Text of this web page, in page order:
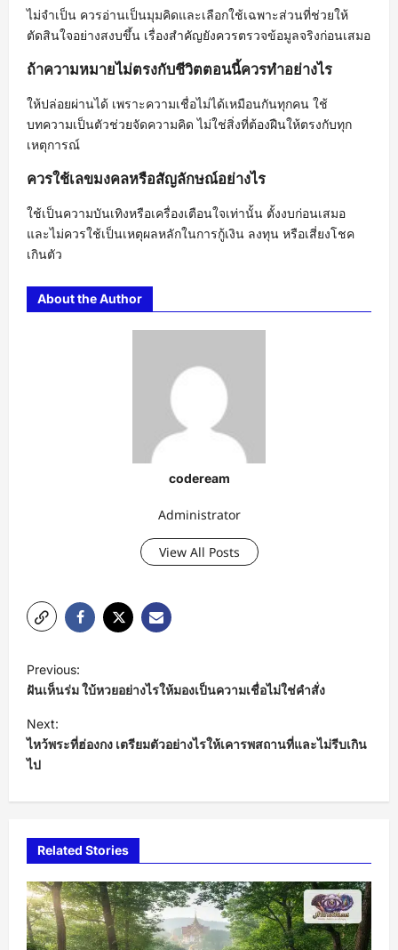
ไม่จำเป็น ควรอ่านเป็นมุมคิดและเลือกใช้เฉพาะส่วนที่ช่วยให้
ตัดสินใจอย่างสงบขึ้น เรื่องสำคัญยังควรตรวจข้อมูลจริงก่อนเสมอ
ถ้าความหมายไม่ตรงกับชีวิตตอนนี้ควรทำอย่างไร
ให้ปล่อยผ่านได้ เพราะความเชื่อไม่ได้เหมือนกันทุกคน ใช้
บทความเป็นตัวช่วยจัดความคิด ไม่ใช่สิ่งที่ต้องฝืนให้ตรงกับทุก
เหตุการณ์
ควรใช้เลขมงคลหรือสัญลักษณ์อย่างไร
ใช้เป็นความบันเทิงหรือเครื่องเตือนใจเท่านั้น ตั้งงบก่อนเสมอ
และไม่ควรใช้เป็นเหตุผลหลักในการกู้เงิน ลงทุน หรือเสี่ยงโชค
เกินตัว
About the Author
codeream
Administrator
View All Posts
o
s
t
n
a
g
a
t
Previous:
ฝันเห็นร่ม ใบ้หวยอย่างไรให้มองเป็นความเชื่อไม่ใช่คำสั่ง
Next:
ไหว้พระที่ฮ่องกง เตรียมตัวอย่างไรให้เคารพสถานที่และไม่รีบเกิน
ไป
Related Stories